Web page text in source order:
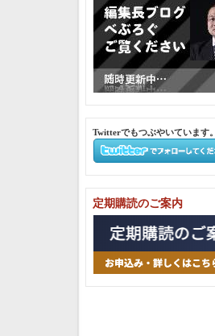
Twitterでもつぶやいています。
定期購読のご案内